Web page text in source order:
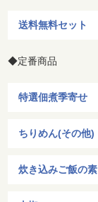
送料無料セット
◆定番商品
特選佃煮季寄せ
ちりめん(その他)
炊き込みご飯の素